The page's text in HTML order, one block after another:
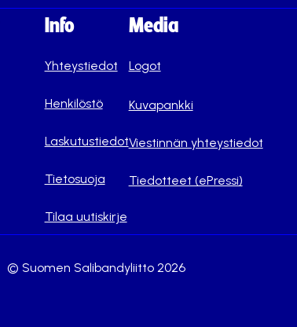
Info
Yhteystiedot
Henkilöstö
Laskutustiedot
Tietosuoja
Tilaa uutiskirje
Media
Logot
Kuvapankki
Viestinnän yhteystiedot
Tiedotteet (ePressi)
© Suomen Salibandyliitto 2026